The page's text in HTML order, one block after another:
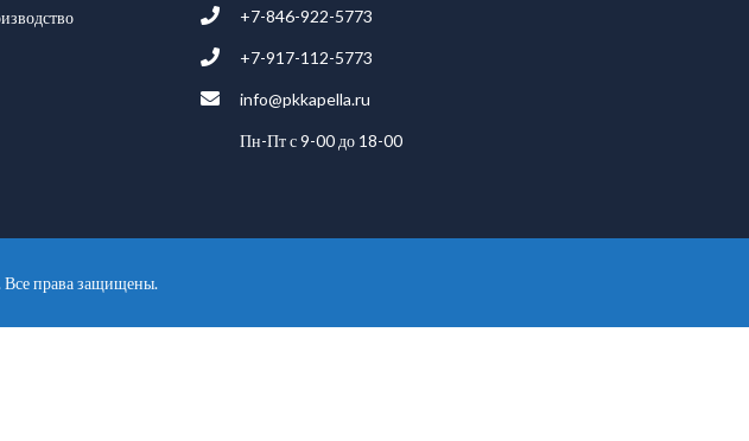
+7-846-922-5773
+7-917-112-5773
info@pkkapella.ru
Пн-Пт с 9-00 до 18-00
права защищены.